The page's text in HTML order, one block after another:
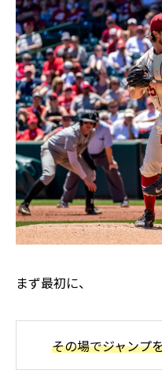
まず最初に、
その場でジャンプ